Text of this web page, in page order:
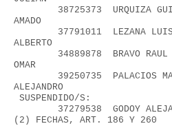
38725373  URQUIZA
AMADO
37791011  LEZANA LUIS
ALBERTO
34889878  BRAVO RAUL
OMAR
39250735  PALACIOS
ALEJANDRO
SUSPENDIDO/S:
37279538  GODOY
(2) FECHAS, ART. 186 Y 260